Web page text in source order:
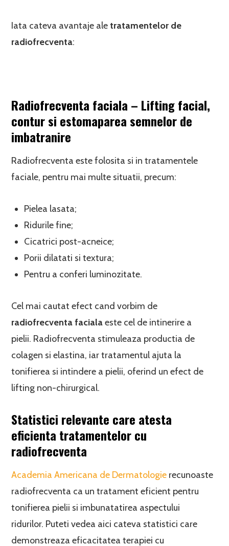
Iata cateva avantaje aletratamentelor de
radiofrecventa:
Radiofrecventa faciala – Lifting facial,
contur si estomaparea semnelor de
imbatranire
Radiofrecventa este folosita si in tratamentele
faciale, pentru mai multe situatii, precum:
Pielea lasata;
Ridurile fine;
Cicatrici post-acneice;
Porii dilatati si textura;
Pentru a conferi luminozitate.
Cel mai cautat efect cand vorbim de
radiofrecventa facialaeste cel de intinerire a
pielii. Radiofrecventa stimuleaza productia de
colagen si elastina, iar tratamentul ajuta la
tonifierea si intindere a pielii, oferind un efect de
lifting non-chirurgical.
Statistici relevante care atesta
eficienta tratamentelor cu
radiofrecventa
Academia Americana de Dermatologie recunoaste
radiofrecventa ca un tratament eficient pentru
tonifierea pielii si imbunatatirea aspectului
ridurilor. Puteti vedea aici cateva statistici care
demonstreaza eficacitatea terapiei cu